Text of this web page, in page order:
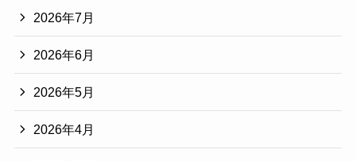
2026年7月
2026年6月
2026年5月
2026年4月